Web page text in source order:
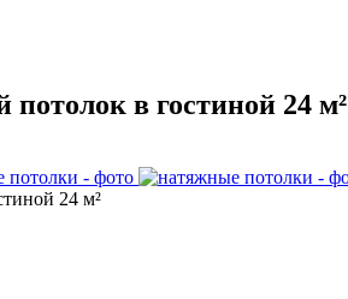
в гостиной 24 м²
24 м²